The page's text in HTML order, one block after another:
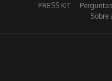
PRESS KIT
Sobre